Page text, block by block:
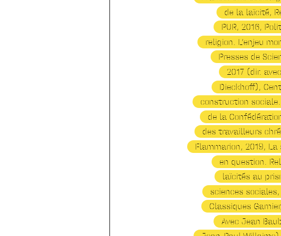
de la laïcité,
PUR, 2016,
religion. L’enjeu
Presses de
2017 (dir.
Dieckhoff),
construction
de la
des travailleurs
Flammarion, 2019,
en question.
laïcités au
sciences
Classiques
Avec Jean